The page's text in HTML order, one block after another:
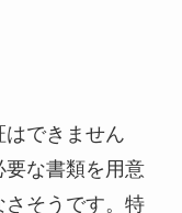
できません
要な書類を用意
さそうです。特